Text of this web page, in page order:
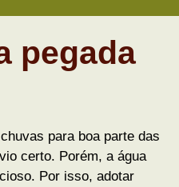
pegada
para boa parte das
certo. Porém, a água
Por isso, adotar